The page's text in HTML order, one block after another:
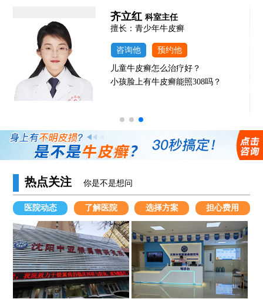
齐立红 科室主任
擅长：青少年牛皮癣
咨询他 预约他
儿童牛皮癣怎么治疗好？
小孩脸上有牛皮癣能照308吗？
热点关注 你是不是想问
医院动态 了解医院 选择方案 担心费用